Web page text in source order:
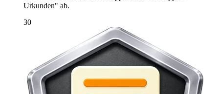
Urkunden" ab.
30